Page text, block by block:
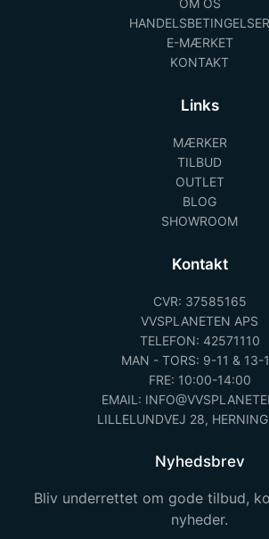
OM OS
HANDELSBETINGELSER
E-MÆRKET
KONTAKT
Links
MÆRKER
TILBUD
OUTLET
BLOG
SHOWROOM
Kontakt
CVR: 37585165
VVSPLANETEN APS
TELEFON: 42571110
MAN - TORS: 9-11 & 13-
FRE: 10:00-14:00
EMAIL:
LILLELUNDVEJ 28,
Nyhedsbrev
Bliv underrettet om gode tilbud,
nyheder.